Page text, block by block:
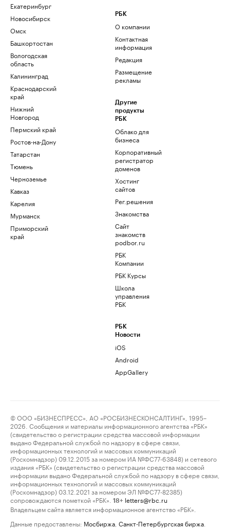
Екатеринбург
Новосибирск
Омск
Башкортостан
Вологодская
область
Калининград
Краснодарский
край
Нижний
Новгород
Пермский край
Ростов-на-Дону
Татарстан
Тюмень
Черноземье
Кавказ
Карелия
Мурманск
Приморский
край
РБК
О компании
Контактная
информация
Редакция
Размещение
рекламы
Другие
продукты
РБК
Облако для
бизнеса
Корпоративный
регистратор
доменов
Хостинг
сайтов
Рег.решения
Знакомства
Сайт
знакомств
podbor.ru
РБК
Компании
РБК Курсы
Школа
управления
РБК
РБК
Новости
iOS
Android
AppGallery
© ООО «БИЗНЕСПРЕСС», АО «РОСБИЗНЕСКОНСАЛТИНГ», 1995–
2026. Сообщения и материалы информационного агентства «РБК»
(свидетельство о регистрации средства массовой информации
выдано Федеральной службой по надзору в сфере связи,
информационных технологий и массовых коммуникаций
(Роскомнадзор) 09.12.2015 за номером ИА №ФС77-63848) и сетевого
издания «РБК» (свидетельство о регистрации средства массовой
информации выдано Федеральной службой по надзору в сфере связи,
информационных технологий и массовых коммуникаций
(Роскомнадзор) 03.12.2021 за номером ЭЛ №ФС77-82385)
сопровождаются пометкой «РБК».
18+ letters@rbc.ru
Владельцем сайта является информационное агентство «РБК».
Данные предоставлены: Мосбиржа Санкт-Петербургская биржа